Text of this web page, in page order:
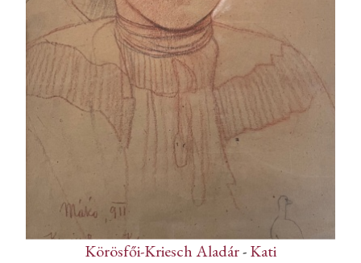
Körösfői-Kriesch Aladár-Kati